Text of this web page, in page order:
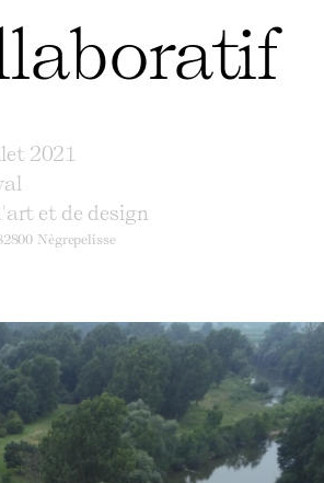
2021
et de design
Nègrepelisse